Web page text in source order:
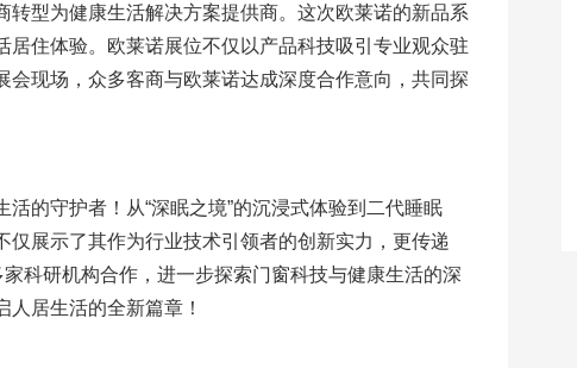
型为健康生活解决方案提供商。这次欧莱诺的新品系
住体验。欧莱诺展位不仅以产品科技吸引专业观众驻
现场，众多客商与欧莱诺达成深度合作意向，共同探
的守护者！从“深眠之境”的沉浸式体验到二代睡眠
展示了其作为行业技术引领者的创新实力，更传递
科研机构合作，进一步探索门窗科技与健康生活的深
居生活的全新篇章！